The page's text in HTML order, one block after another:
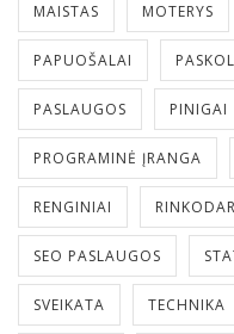
MAISTAS MOTERYS
PAPUOŠALAI
PASLAUGOS PINIGAI
PROGRAMINĖ ĮRANGA
RENGINIAI
SEO PASLAUGOS
SVEIKATA TECHNIKA